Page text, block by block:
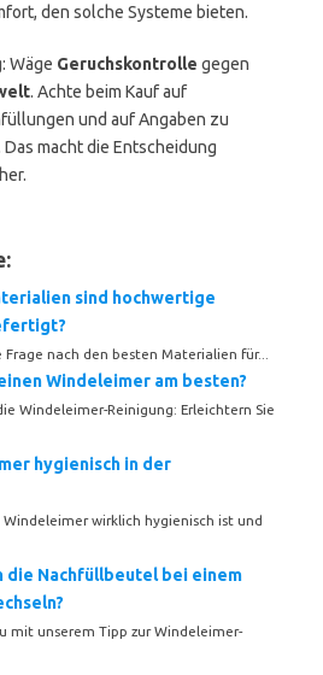
den solche Systeme bieten.
Wäge Geruchskontrolle gegen
. Achte beim Kauf auf
und auf Angaben zu
macht die Entscheidung
sind hochwertige
nach den besten Materialien für...
Windeleimer am besten?
Windeleimer-Reinigung: Erleichtern Sie
hygienisch in der
Windeleimer wirklich hygienisch ist und
die Nachfüllbeutel bei einem
mit unserem Tipp zur Windeleimer-